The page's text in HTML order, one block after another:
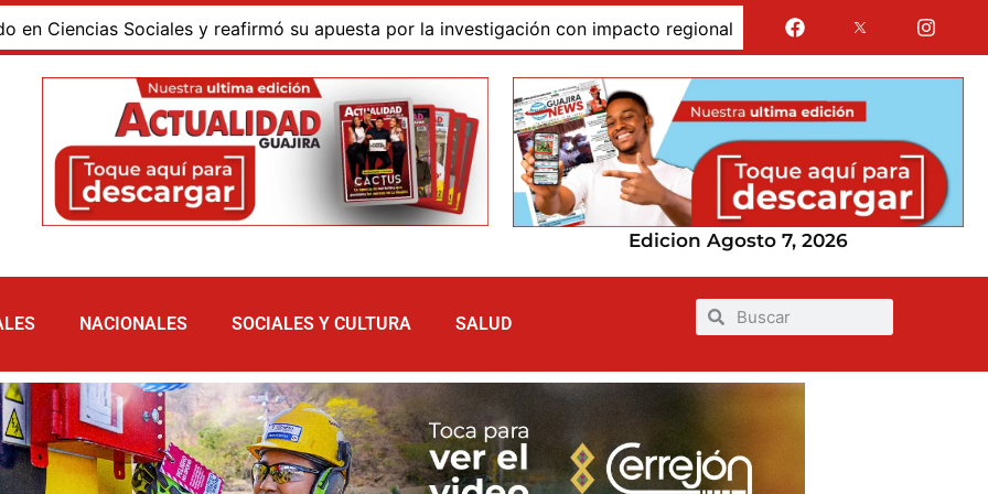
Sociales y reafirmó su apuesta por la investigación con impacto regional Jairo Aguilar cuestionó que se
Edicion Agosto 7, 2026
NACIONALES SOCIALES Y CULTURA SALUD